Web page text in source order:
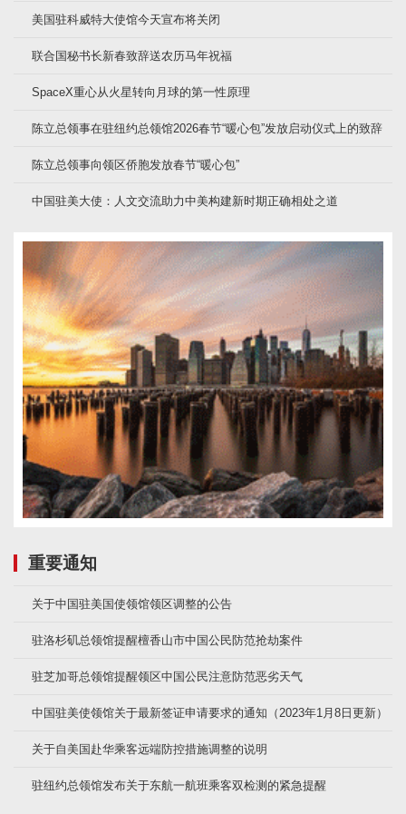
美国驻科威特大使馆今天宣布将关闭
联合国秘书长新春致辞送农历马年祝福
SpaceX重心从火星转向月球的第一性原理
陈立总领事在驻纽约总领馆2026春节“暖心包”发放启动仪式上的致辞
陈立总领事向领区侨胞发放春节“暖心包”
中国驻美大使：人文交流助力中美构建新时期正确相处之道
重要通知
关于中国驻美国使领馆领区调整的公告
驻洛杉矶总领馆提醒檀香山市中国公民防范抢劫案件
驻芝加哥总领馆提醒领区中国公民注意防范恶劣天气
中国驻美使领馆关于最新签证申请要求的通知（2023年1月8日更新）
关于自美国赴华乘客远端防控措施调整的说明
驻纽约总领馆发布关于东航一航班乘客双检测的紧急提醒